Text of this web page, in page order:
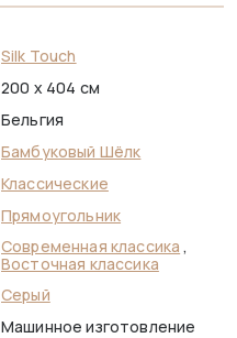
Silk Touch
200 x 404 см
Бельгия
Бамбуковый Шёлк
Классические
Прямоугольник
Современная классика ,
Восточная классика
Серый
Машинное изготовление